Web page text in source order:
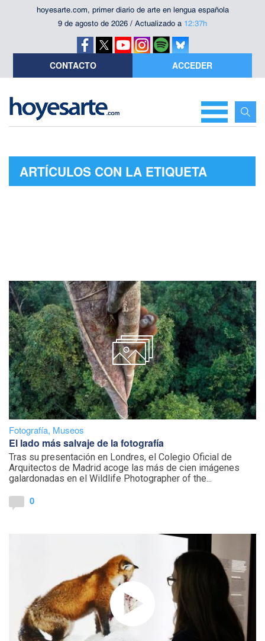
hoyesarte.com, primer diario de arte en lengua española
9 de agosto de 2026 / Actualizado a 12:37h
CONTACTO ACCEDER
ARTÍCULOS CON LA ETIQUETA
Fotografía, Museos
El lado más salvaje de la fotografía
Tras su presentación en Londres, el Colegio Oficial de
Arquitectos de Madrid acoge las más de cien imágenes
galardonadas en el Wildlife Photographer of the...
0